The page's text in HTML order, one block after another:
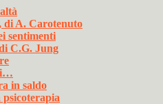
di A. Carotenuto
sentimenti
C.G. Jung
in saldo